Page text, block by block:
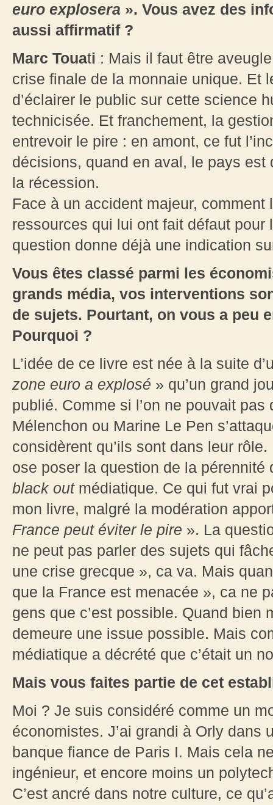
euro explosera ». Vous avez des
aussi affirmatif ?
Marc Touati : Mais il faut être
crise finale de la monnaie unique. Et
d’éclairer le public sur cette science
technicisée. Et franchement, la
entrevoir le pire : en amont, ce fut
décisions, quand en aval, le pays
la récession.
Face à un accident majeur, comment
ressources qui lui ont fait défaut
question donne déjà une indication
Vous êtes classé parmi les
grands média, vos interventions
de sujets. Pourtant, on vous a peu
Pourquoi ?
L’idée de ce livre est née à la suite
zone euro a explosé » qu’un grand
publié. Comme si l’on ne pouvait
Mélenchon ou Marine Le Pen
considèrent qu’ils sont dans leur
ose poser la question de la pérennité
black out médiatique. Ce qui fut vrai
mon livre, malgré la modération
France peut éviter le pire ». La
ne peut pas parler des sujets qui
une crise grecque », ca va. Mais
que la France est menacée », ca ne
gens que c’est possible. Quand bien
demeure une issue possible. Mais
médiatique a décrété que c’était un
Mais vous faites partie de cet
Moi ? Je suis considéré comme un
économistes. J’ai grandi à Orly dans
banque fiance de Paris I. Mais cela
ingénieur, et encore moins un
C’est ancré dans notre culture, ce